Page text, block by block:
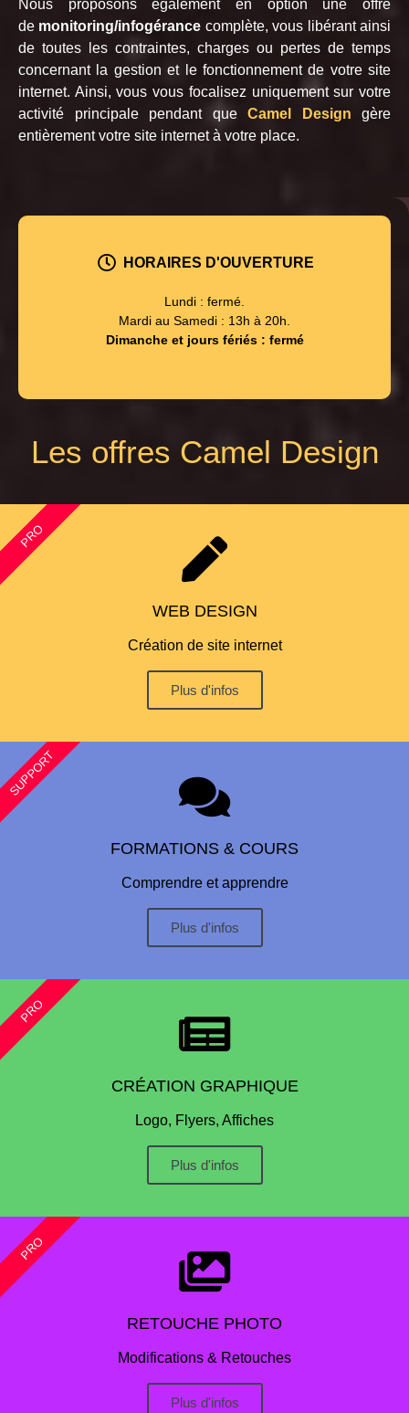
Nous proposons également en option une offre
de monitoring/infogérance complète, vous libérant ainsi
de toutes les contraintes, charges ou pertes de temps
concernant la gestion et le fonctionnement de votre site
internet. Ainsi, vous vous focalisez uniquement sur votre
activité principale pendant que Camel Design gère
entièrement votre site internet à votre place.
HORAIRES D'OUVERTURE
Lundi : fermé.
Mardi au Samedi : 13h à 20h.
Dimanche et jours fériés : fermé
Les offres Camel Design
WEB DESIGN
Création de site internet
Plus d'infos
PRO
FORMATIONS & COURS
Comprendre et apprendre
Plus d'infos
SUPPORT
CRÉATION GRAPHIQUE
Logo, Flyers, Affiches
Plus d'infos
PRO
RETOUCHE PHOTO
Modifications & Retouches
Plus d'infos
PRO